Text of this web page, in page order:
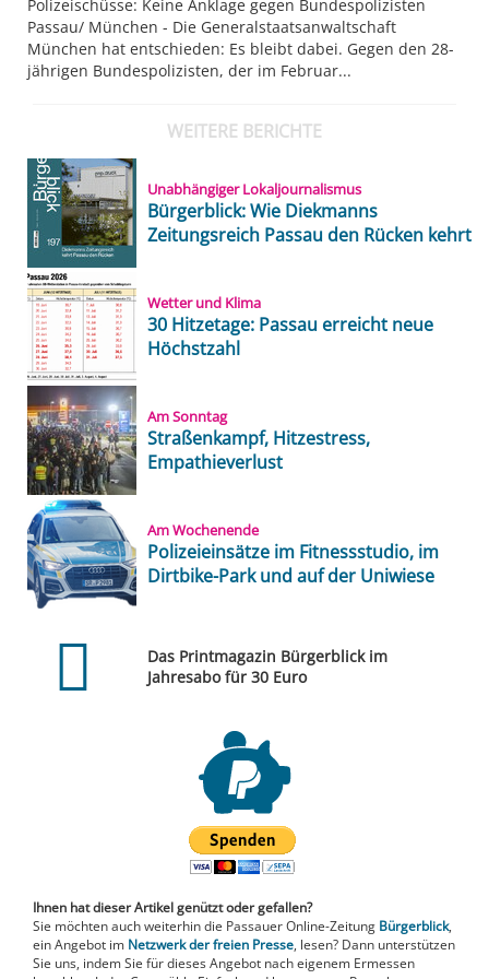
Polizeischüsse: Keine Anklage gegen Bundespolizisten
Passau/ München - Die Generalstaatsanwaltschaft
München hat entschieden: Es bleibt dabei. Gegen den 28-
jährigen Bundespolizisten, der im Februar...
WEITERE BERICHTE
Unabhängiger Lokaljournalismus
Bürgerblick: Wie Diekmanns
Zeitungsreich Passau den Rücken kehrt
Wetter und Klima
30 Hitzetage: Passau erreicht neue
Höchstzahl
Am Sonntag
Straßenkampf, Hitzestress,
Empathieverlust
Am Wochenende
Polizeieinsätze im Fitnessstudio, im
Dirtbike-Park und auf der Uniwiese
Das Printmagazin Bürgerblick im
Jahresabo für 30 Euro
Ihnen hat dieser Artikel genützt oder gefallen?
Sie möchten auch weiterhin die Passauer Online-Zeitung Bürgerblick,
ein Angebot im Netzwerk der freien Presse, lesen? Dann unterstützen
Sie uns, indem Sie für dieses Angebot nach eigenem Ermessen